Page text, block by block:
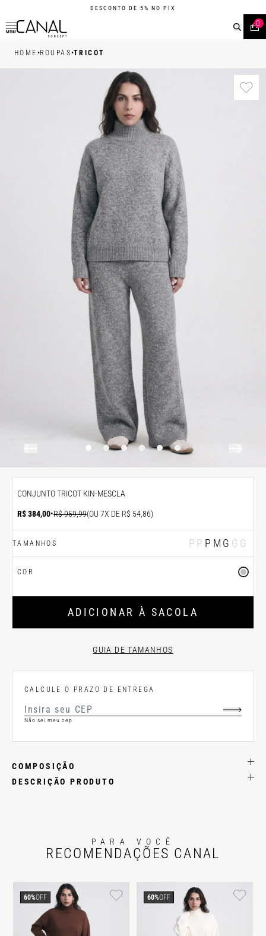
DESCONTO DE 5% NO PIX
MENU
0
HOME •ROUPAS•TRICOT
CONJUNTO TRICOT KIN-MESCLA
R$ 384,00•R$ 959,99(OU 7X DE R$ 54,86)
TAMANHOS PP P M G GG
COR
ADICIONAR À SACOLA
GUIA DE TAMANHOS
CALCULE O PRAZO DE ENTREGA
Não sei meu cep
COMPOSIÇÃO
DESCRIÇÃO PRODUTO
PARA VOCÊ
RECOMENDAÇÕES CANAL
60%OFF 60%OFF